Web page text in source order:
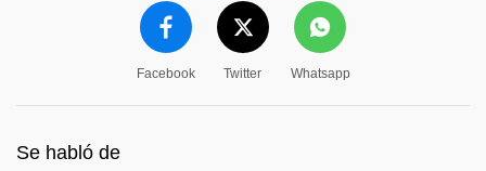
Facebook Twitter Whatsapp
Se habló de